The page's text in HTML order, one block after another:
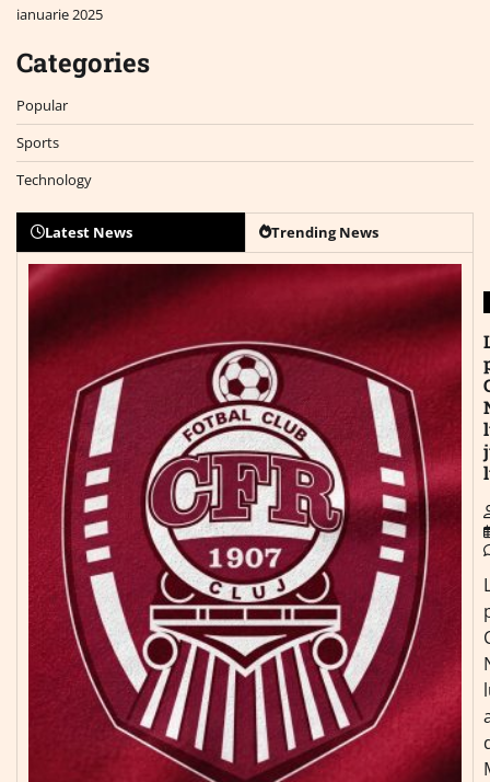
ianuarie 2025
Categories
Popular
Sports
Technology
Latest News Trending News